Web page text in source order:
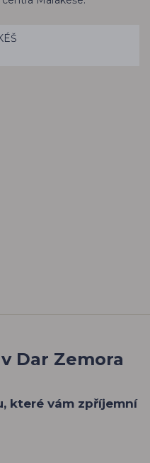
Dar Zemora
které vám zpříjemní